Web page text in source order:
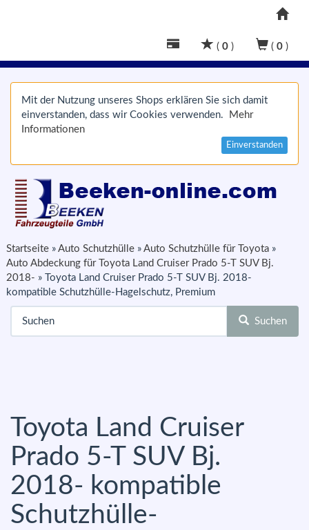
( 0 ) ( 0 )
Mit der Nutzung unseres Shops erklären Sie sich damit
einverstanden, dass wir Cookies verwenden.
Mehr
Informationen
Einverstanden
Startseite » Auto Schutzhülle » Auto Schutzhülle für Toyota »
Auto Abdeckung für Toyota Land Cruiser Prado 5-T SUV Bj.
2018- »
Toyota Land Cruiser Prado 5-T SUV Bj. 2018-
kompatible Schutzhülle-Hagelschutz, Premium
Suchen
Toyota Land Cruiser
Prado 5-T SUV Bj.
2018- kompatible
Schutzhülle-